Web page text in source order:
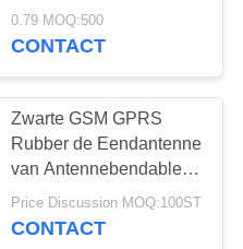
Connector for 4G Dual-
band and Linear
0.79 MOQ:500
CONTACT
Zwarte GSM GPRS
Rubber de Eendantenne
van Antennebendable
met de Mannelijke
Schakelaar van SMA
Price Discussion MOQ:100ST
CONTACT